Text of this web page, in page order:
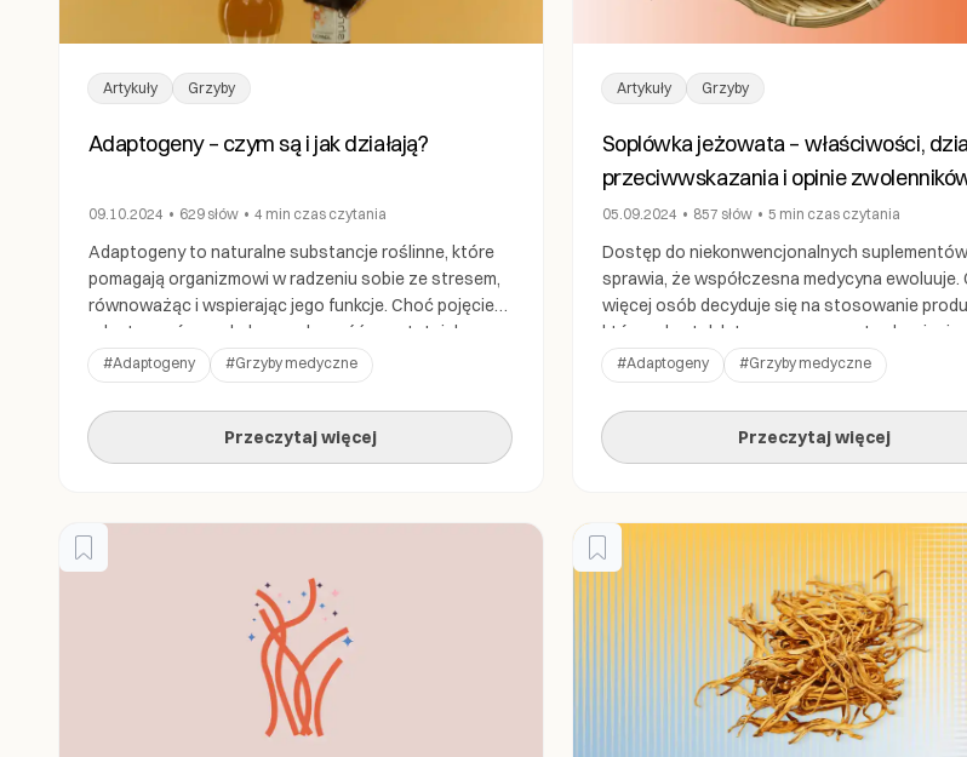
Artykuły Grzyby
Adaptogeny – czym są i jak działają?
09.10.2024 • 629 słów • 4 min czas czytania
Adaptogeny to naturalne substancje roślinne, które
pomagają organizmowi w radzeniu sobie ze stresem,
równoważąc i wspierając jego funkcje. Choć pojęcie
adaptogenów zyskało popularność w ostatnich
latach, ich korzenie sięgają tysięcy lat wstecz, do
tradycyjnych praktyk leczniczych w Azji, Rosji czy
Indiach. Jak działają adaptogeny? Adaptogeny działają
poprzez modulowanie reakcji organizmu na stres –
zarówno fizyczny, […]
#Adaptogeny #Grzyby medyczne
Przeczytaj więcej
Artykuły Grzyby
Soplówka jeżowata – właściwości,
przeciwwskazania i opinie
05.09.2024 • 857 słów • 5 min czas czytania
Dostęp do niekonwencjonalnych suplementów
sprawia, że współczesna medycyna ewoluuje.
więcej osób decyduje się na stosowanie
które od setek lat znane są np. w tradycyjnej
medycynie chińskiej. Dziś skupimy się na
ubocznych soplówki jeżowatej, by każdy, kto
rozszerzyć suplementację w swojej
wiedział, jakich efektów może się spodziewać.
ten […]
#Adaptogeny #Grzyby medyczne
Przeczytaj więcej